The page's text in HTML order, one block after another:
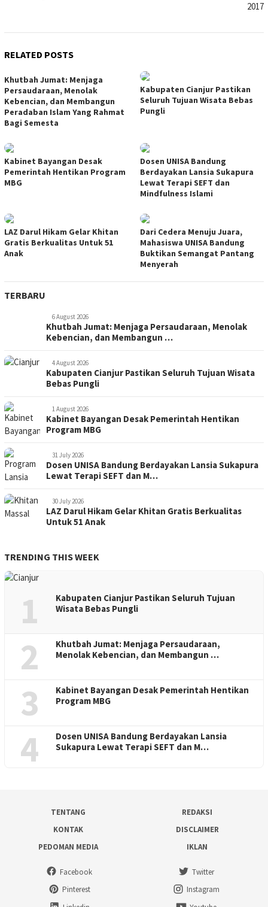
2017
RELATED POSTS
Khutbah Jumat: Menjaga
Persaudaraan, Menolak
Kebencian, dan Membangun
Peradaban Islam Yang Rahmat
Bagi Semesta
Kabupaten Cianjur Pastikan
Seluruh Tujuan Wisata Bebas
Pungli
Kabinet Bayangan Desak
Pemerintah Hentikan Program
MBG
Dosen UNISA Bandung
Berdayakan Lansia Sukapura
Lewat Terapi SEFT dan
Mindfulness Islami
LAZ Darul Hikam Gelar Khitan
Gratis Berkualitas Untuk 51
Anak
Dari Cedera Menuju Juara,
Mahasiswa UNISA Bandung
Buktikan Semangat Pantang
Menyerah
TERBARU
6 August 2026
Khutbah Jumat: Menjaga Persaudaraan, Menolak
Kebencian, dan Membangun …
4 August 2026
Kabupaten Cianjur Pastikan Seluruh Tujuan Wisata
Bebas Pungli
1 August 2026
Kabinet Bayangan Desak Pemerintah Hentikan
Program MBG
31 July 2026
Dosen UNISA Bandung Berdayakan Lansia Sukapura
Lewat Terapi SEFT dan M…
30 July 2026
LAZ Darul Hikam Gelar Khitan Gratis Berkualitas
Untuk 51 Anak
TRENDING THIS WEEK
1
Kabupaten Cianjur Pastikan Seluruh Tujuan
Wisata Bebas Pungli
2
Khutbah Jumat: Menjaga Persaudaraan,
Menolak Kebencian, dan Membangun …
3
Kabinet Bayangan Desak Pemerintah Hentikan
Program MBG
4
Dosen UNISA Bandung Berdayakan Lansia
Sukapura Lewat Terapi SEFT dan M…
TENTANG
REDAKSI
KONTAK
DISCLAIMER
PEDOMAN MEDIA
IKLAN
Facebook
Twitter
Pinterest
Instagram